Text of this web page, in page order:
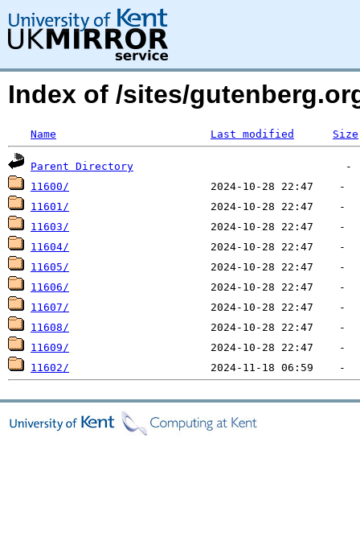
Index of /sites/
Name Last modified Size
Parent Directory
11600/
11601/
11603/
11604/
11605/
11606/
11607/
11608/
11609/
11602/